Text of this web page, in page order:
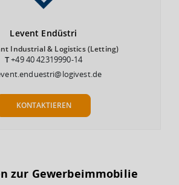
Levent Endüstri
Industrial & Logistics (Letting)
T+49 40 42319990-14
KONTAKTIEREN
zur Gewerbeimmobilie